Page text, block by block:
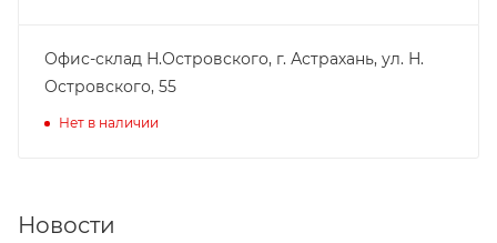
Офис-склад Н.Островского, г. Астрахань, ул. Н.
Островского, 55
Нет в наличии
Новости